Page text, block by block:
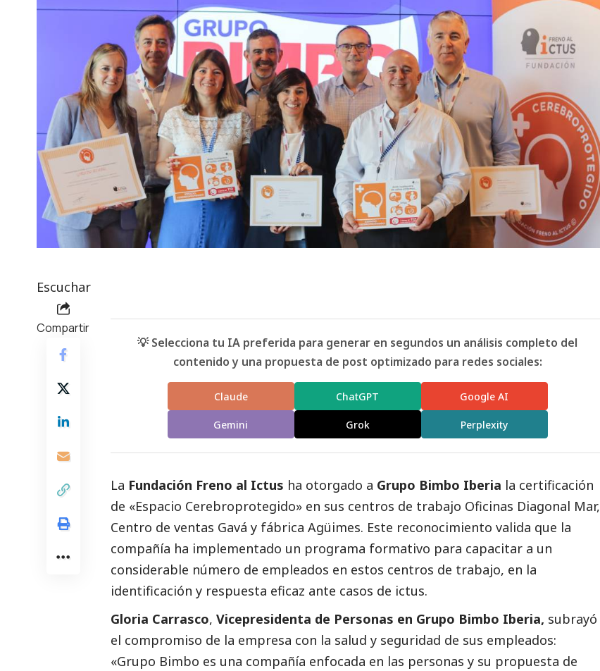
Escuchar
Compartir
💡 Selecciona tu IA preferida para generar en segundos un análisis completo del
contenido y una propuesta de post optimizado para redes sociales:
Claude ChatGPT Google AI
Gemini Grok Perplexity
La Fundación Freno al Ictus ha otorgado a Grupo Bimbo Iberia la certificación
de «Espacio Cerebroprotegido» en sus centros de trabajo Oficinas Diagonal Mar,
Centro de ventas Gavá y fábrica Agüimes. Este reconocimiento valida que la
compañía ha implementado un programa formativo para capacitar a un
considerable número de empleados en estos centros de trabajo, en la
identificación y respuesta eficaz ante casos de ictus.
Gloria Carrasco, Vicepresidenta de Personas en Grupo Bimbo Iberia, subrayó
el compromiso de la empresa con la salud y seguridad de sus empleados:
«Grupo Bimbo es una compañía enfocada en las personas y su propuesta de